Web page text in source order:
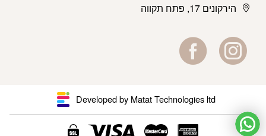
הירקונים 17, פתח תקווה
Developed by Matat Technologies ltd